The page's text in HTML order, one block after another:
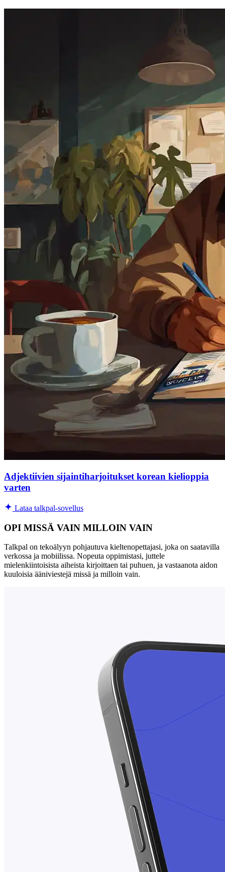
Adjektiivien sijaintiharjoitukset korean kielioppia
varten
Lataa talkpal-sovellus
OPI MISSÄ VAIN MILLOIN VAIN
Talkpal on tekoälyyn pohjautuva kieltenopettajasi, joka on saatavilla
verkossa ja mobiilissa. Nopeuta oppimistasi, juttele
mielenkiintoisista aiheista kirjoittaen tai puhuen, ja vastaanota aidon
kuuloisia ääniviestejä missä ja milloin vain.